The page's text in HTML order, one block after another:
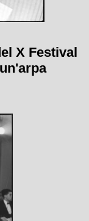
X Festival